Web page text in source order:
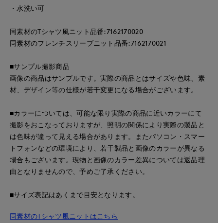
・水洗い可
同素材のTシャツ風ニット品番:7162170020
同素材のフレンチスリーブニット品番:7162170021
■サンプル撮影商品
画像の商品はサンプルです。実際の商品とはサイズや色味、素
材、デザイン等の仕様が若干変更になる場合がございます。
■カラーについては、可能な限り実際の商品に近いカラーにて
撮影をおこなっておりますが、照明の関係により実際の製品と
は色味が違って見える場合があります。またパソコン・スマー
トフォンなどの環境により、若干製品と画像のカラーが異なる
場合もございます。現物と画像のカラー差異については返品理
由となりませんので、予めご了承ください。
■サイズ表記はあくまで目安となります。
同素材のTシャツ風ニットはこちら